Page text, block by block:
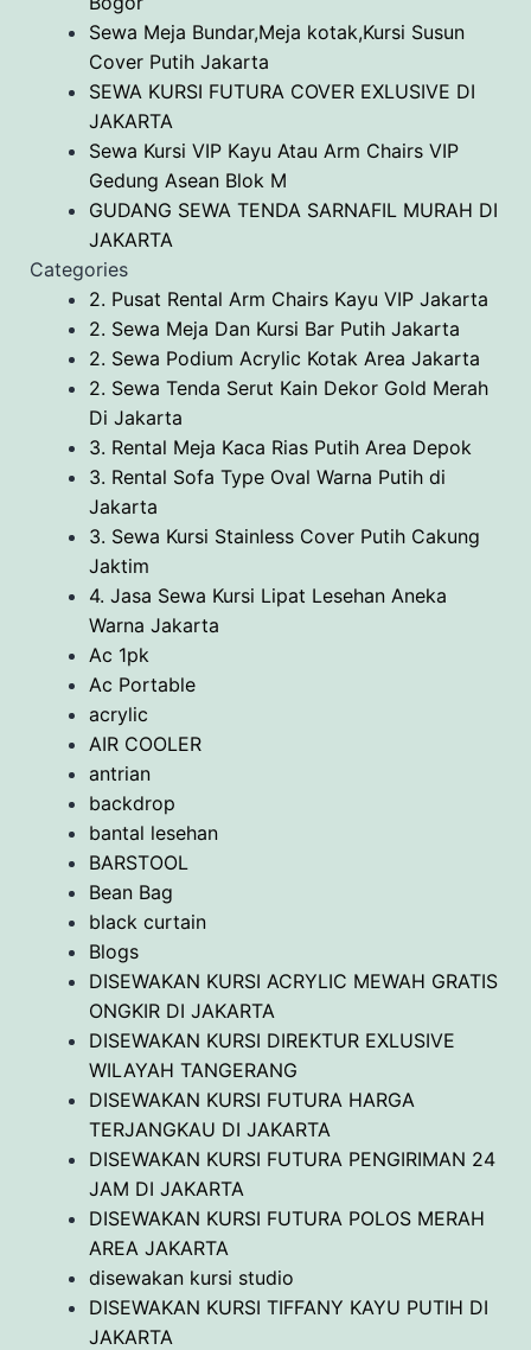
Sewa Meja Bundar,Meja kotak,Kursi Susun
Cover Putih Jakarta
SEWA KURSI FUTURA COVER EXLUSIVE DI
JAKARTA
Sewa Kursi VIP Kayu Atau Arm Chairs VIP
Gedung Asean Blok M
GUDANG SEWA TENDA SARNAFIL MURAH DI
JAKARTA
Categories
2. Pusat Rental Arm Chairs Kayu VIP Jakarta
2. Sewa Meja Dan Kursi Bar Putih Jakarta
2. Sewa Podium Acrylic Kotak Area Jakarta
2. Sewa Tenda Serut Kain Dekor Gold Merah
Di Jakarta
3. Rental Meja Kaca Rias Putih Area Depok
3. Rental Sofa Type Oval Warna Putih di
Jakarta
3. Sewa Kursi Stainless Cover Putih Cakung
Jaktim
4. Jasa Sewa Kursi Lipat Lesehan Aneka
Warna Jakarta
Ac 1pk
Ac Portable
acrylic
AIR COOLER
antrian
backdrop
bantal lesehan
BARSTOOL
Bean Bag
black curtain
Blogs
DISEWAKAN KURSI ACRYLIC MEWAH GRATIS
ONGKIR DI JAKARTA
DISEWAKAN KURSI DIREKTUR EXLUSIVE
WILAYAH TANGERANG
DISEWAKAN KURSI FUTURA HARGA
TERJANGKAU DI JAKARTA
DISEWAKAN KURSI FUTURA PENGIRIMAN 24
JAM DI JAKARTA
DISEWAKAN KURSI FUTURA POLOS MERAH
AREA JAKARTA
disewakan kursi studio
DISEWAKAN KURSI TIFFANY KAYU PUTIH DI
JAKARTA